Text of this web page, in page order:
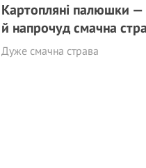
Картопляні палюшки —
й напрочуд смачна
Дуже смачна страва